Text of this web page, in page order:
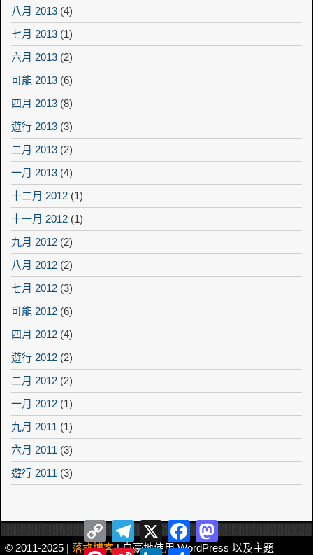
八月 2013 (4)
七月 2013 (1)
六月 2013 (2)
可能 2013 (6)
四月 2013 (8)
遊行 2013 (3)
二月 2013 (2)
一月 2013 (4)
十二月 2012 (1)
十一月 2012 (1)
九月 2012 (2)
八月 2012 (2)
七月 2012 (3)
可能 2012 (6)
四月 2012 (4)
遊行 2012 (2)
二月 2012 (2)
一月 2012 (1)
九月 2011 (1)
六月 2011 (3)
遊行 2011 (3)
© 2011-2025 | 落格博客| 自豪地使用 WordPress 以及主題
Copy
Link
Telegram
X FacebookMastodon